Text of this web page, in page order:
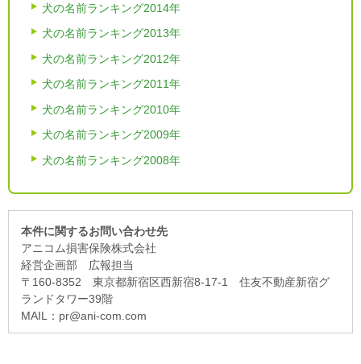
犬の名前ランキング2014年
犬の名前ランキング2013年
犬の名前ランキング2012年
犬の名前ランキング2011年
犬の名前ランキング2010年
犬の名前ランキング2009年
犬の名前ランキング2008年
本件に関するお問い合わせ先
アニコム損害保険株式会社
経営企画部 広報担当
〒160-8352 東京都新宿区西新宿8-17-1 住友不動産新宿グ
ランドタワー39階
MAIL：pr@ani-com.com